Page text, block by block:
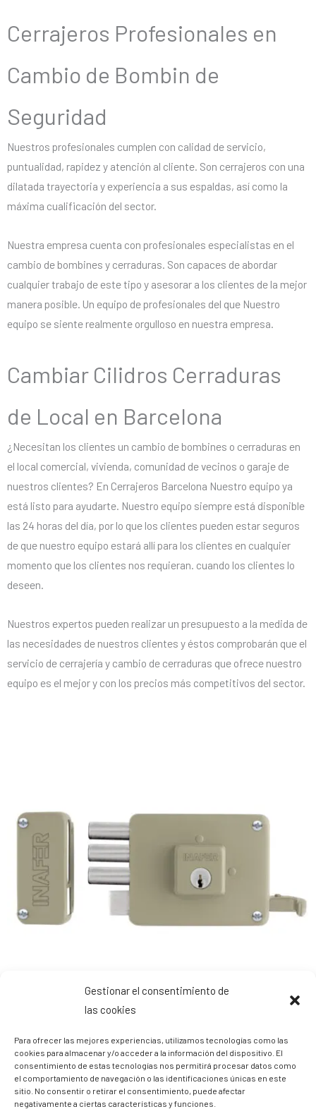
Gestionar el consentimiento de
las cookies
Para ofrecer las mejores experiencias, utilizamos tecnologías como las
cookies para almacenar y/o acceder a la información del dispositivo. El
consentimiento de estas tecnologías nos permitirá procesar datos como
el comportamiento de navegación o las identificaciones únicas en este
sitio. No consentir o retirar el consentimiento, puede afectar
negativamente a ciertas características y funciones.
Cerrajeros Profesionales en
Cambio de Bombin de
Seguridad
Nuestros profesionales cumplen con calidad de servicio,
puntualidad, rapidez y atención al cliente. Son cerrajeros con una
dilatada trayectoria y experiencia a sus espaldas, así como la
máxima cualificación del sector.
Nuestra empresa cuenta con profesionales especialistas en el
cambio de bombines y cerraduras. Son capaces de abordar
cualquier trabajo de este tipo y asesorar a los clientes de la mejor
manera posible. Un equipo de profesionales del que Nuestro
equipo se siente realmente orgulloso en nuestra empresa.
Cambiar Cilidros Cerraduras
de Local en Barcelona
¿Necesitan los clientes un cambio de bombines o cerraduras en
el local comercial, vivienda, comunidad de vecinos o garaje de
nuestros clientes? En Cerrajeros Barcelona Nuestro equipo ya
está listo para ayudarte. Nuestro equipo siempre está disponible
las 24 horas del día, por lo que los clientes pueden estar seguros
de que nuestro equipo estará allí para los clientes en cualquier
momento que los clientes nos requieran. cuando los clientes lo
deseen.
Nuestros expertos pueden realizar un presupuesto a la medida de
las necesidades de nuestros clientes y éstos comprobarán que el
servicio de cerrajería y cambio de cerraduras que ofrece nuestro
equipo es el mejor y con los precios más competitivos del sector.
3.5/5 - (4 votos)
Tabla de contenidos